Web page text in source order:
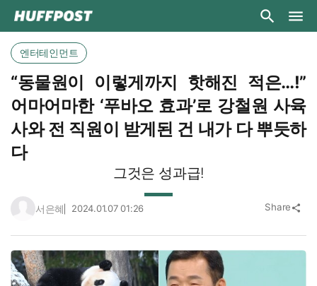
엔터테인먼트
“동물원이 이렇게까지 핫해진 적은…!”
어마어마한 ‘푸바오 효과’로 강철원 사육
사와 전 직원이 받게된 건 내가 다 뿌듯하
다
그것은 성과급!
서은혜 2024.01.07 01:26 Share share